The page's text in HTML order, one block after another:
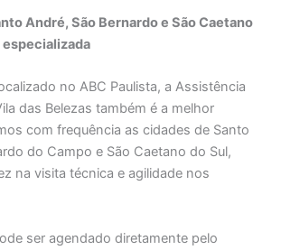
André, São Bernardo e São Caetano
no ABC Paulista, a Assistência
das Belezas também é a melhor
com frequência as cidades de Santo
do Campo e São Caetano do Sul,
na visita técnica e agilidade nos
ser agendado diretamente pelo